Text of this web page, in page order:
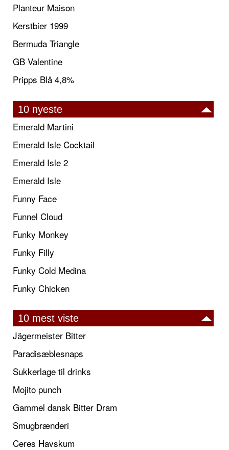
Planteur Maison
Kerstbier 1999
Bermuda Triangle
GB Valentine
Pripps Blå 4,8%
10 nyeste
Emerald Martini
Emerald Isle Cocktail
Emerald Isle 2
Emerald Isle
Funny Face
Funnel Cloud
Funky Monkey
Funky Filly
Funky Cold Medina
Funky Chicken
10 mest viste
Jägermeister Bitter
Paradisæblesnaps
Sukkerlage til drinks
Mojito punch
Gammel dansk Bitter Dram
Smugbrænderi
Ceres Havskum